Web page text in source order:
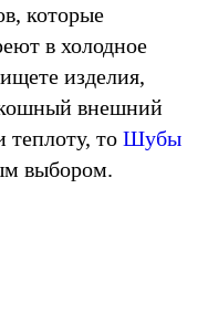
которые
в холодное
изделия,
внешний
теплоту, то Шубы
выбором.